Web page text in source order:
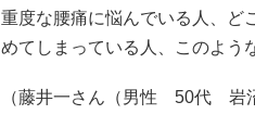
重度な腰痛に悩んでいる人、ど
めてしまっている人、このよう
（藤井一さん（男性 50代 岩